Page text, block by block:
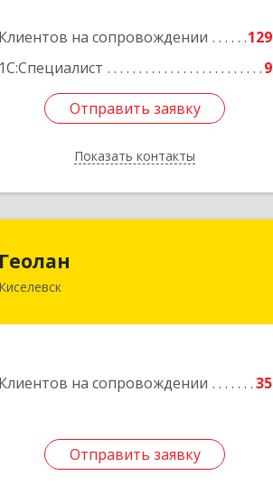
Клиентов на сопровождении
129
1С:Специалист
9
Отправить заявку
Показать контакты
Подробнее
Отправить заявку
Назад
Геолан
Киселевск
Клиентов на сопровождении 35
Отправить заявку
652700, Кемеровская обл, Киселевск г,
Отправить заявку